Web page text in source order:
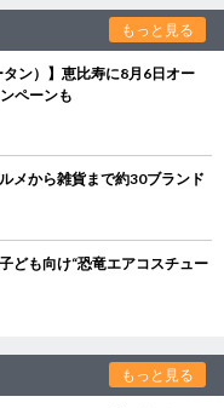
もっと見る
ン）】恵比寿に8月6日オー
ペーンも
メから雑貨まで約30ブランド
ども向け“恐竜エアコスチュー
もっと見る